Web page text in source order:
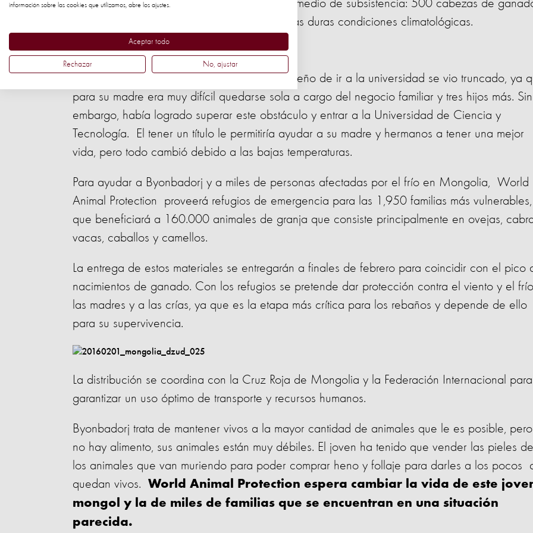
para ayudar a su madre a proteger su único medio de subsistencia: 500 cabezas de
de las cuales ya han muerto 100 debido a las duras condiciones climatológicas.
Cuando el padre de Byonbadorj murió, su sueño de ir a la universidad se vio truncado, ya
para su madre era muy difícil quedarse sola a cargo del negocio familiar y tres hijos más. Sin
embargo, había logrado superar este obstáculo y entrar a la Universidad de Ciencia y
Tecnología. El tener un título le permitiría ayudar a su madre y hermanos a tener una mejor
vida, pero todo cambió debido a las bajas temperaturas.
Para ayudar a Byonbadorj y a miles de personas afectadas por el frío en Mongolia, World
Animal Protection proveerá refugios de emergencia para las 1,950 familias más
que beneficiará a 160.000 animales de granja que consiste principalmente en ovejas,
vacas, caballos y camellos.
La entrega de estos materiales se entregarán a finales de febrero para coincidir con el pico
nacimientos de ganado. Con los refugios se pretende dar protección contra el viento y el
las madres y a las crías, ya que es la etapa más crítica para los rebaños y depende de ello
para su supervivencia.
La distribución se coordina con la Cruz Roja de Mongolia y la Federación Internacional para
garantizar un uso óptimo de transporte y recursos humanos.
Byonbadorj trata de mantener vivos a la mayor cantidad de animales que le es posible,
no hay alimento, sus animales están muy débiles. El joven ha tenido que vender las pieles de
los animales que van muriendo para poder comprar heno y follaje para darles a los pocos
quedan vivos. World Animal Protection espera cambiar la vida de este
mongol y la de miles de familias que se encuentran en una situación
parecida.
información sobre las cookies que utilizamos, abre los ajustes.
Aceptar todo
Rechazar No, ajustar